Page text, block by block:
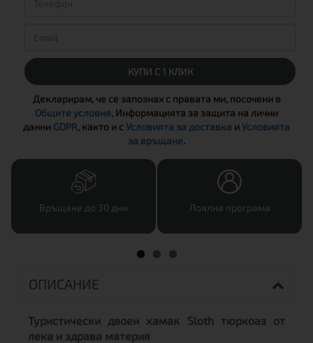
КУПИ С 1 КЛИК
Декларирам, че се запознах с правата ми, посочени в
Общите условия, Информацията за защита на лични
данни GDPR, както и сУсловията за доставка иУсловията
за връщане.
Връщане до 30 дни Лоялна програма
ОПИСАНИЕ
Туристически двоен хамак Sloth тюркоаз от
лека и здрава материя